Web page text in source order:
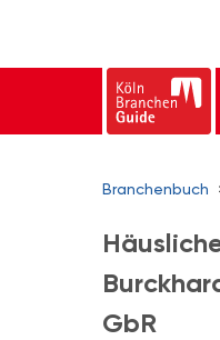
Branchenbuch
GbR